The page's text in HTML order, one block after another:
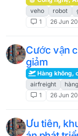
veho
robot
1
26 Jun
Cước vận
giảm
Hàng không,
airfreight
1
26 Jun
Ưu tiên,